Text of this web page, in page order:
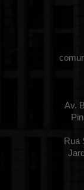
Av.
Rua